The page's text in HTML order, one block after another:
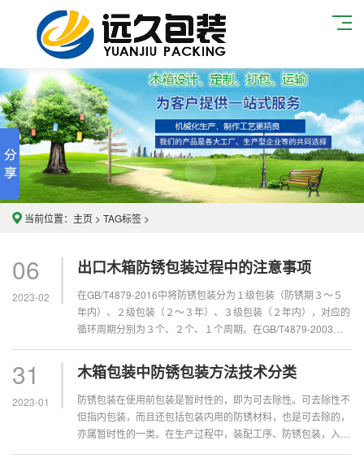
当前位置： 主页 > TAG标签 >
06
2023-02
出口木箱防锈包装过程中的注意事项
在GB/T4879-2016中将防锈包装分为１级包装（防锈期３～５
年内）、２级包装（２～３年）、３级包装（２年内），对应的
循环周期分别为３个、２个、１个周期。在GB/T4879-2003滚
的分别为１个、２个、３个循环周期（试验条件与上述略有差
别...
31
2023-01
木箱包装中防锈包装方法技术分类
防锈包装在使用前包装是暂时性的，即为可去除性。可去除性不
但指内包装，而且还包括包装内用的防锈材料，也是可去除的，
亦属暂时性的一类。在生产过程中，装配工序、防锈包装，入库